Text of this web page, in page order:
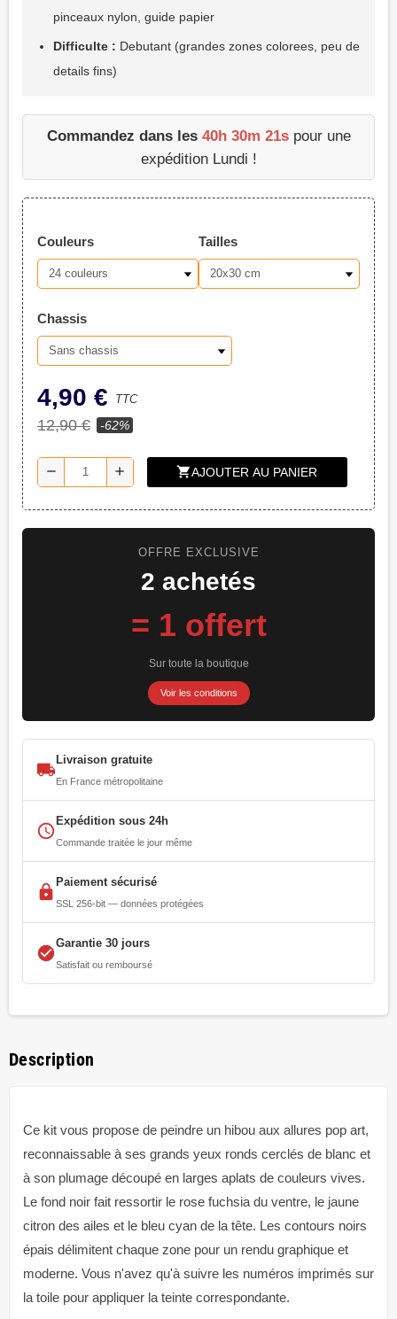
pinceaux nylon, guide papier
Difficulte : Debutant (grandes zones colorees, peu de
details fins)
Commandez dans les 40h 30m 20s pour une
expédition Lundi !
Couleurs Tailles
Chassis
4,90 € TTC
12,90 € -62%
remove add shopping_cartAJOUTER AU PANIER
OFFRE EXCLUSIVE
2 achetés
= 1 offert
Sur toute la boutique
Voir les conditions
local_shipping
Livraison gratuite
En France métropolitaine
access_time
Expédition sous 24h
Commande traitée le jour même
lock
Paiement sécurisé
SSL 256-bit — données protégées
check_circle
Garantie 30 jours
Satisfait ou remboursé
Description
Ce kit vous propose de peindre un hibou aux allures pop art,
reconnaissable à ses grands yeux ronds cerclés de blanc et
à son plumage découpé en larges aplats de couleurs vives.
Le fond noir fait ressortir le rose fuchsia du ventre, le jaune
citron des ailes et le bleu cyan de la tête. Les contours noirs
épais délimitent chaque zone pour un rendu graphique et
moderne. Vous n'avez qu'à suivre les numéros imprimés sur
la toile pour appliquer la teinte correspondante.